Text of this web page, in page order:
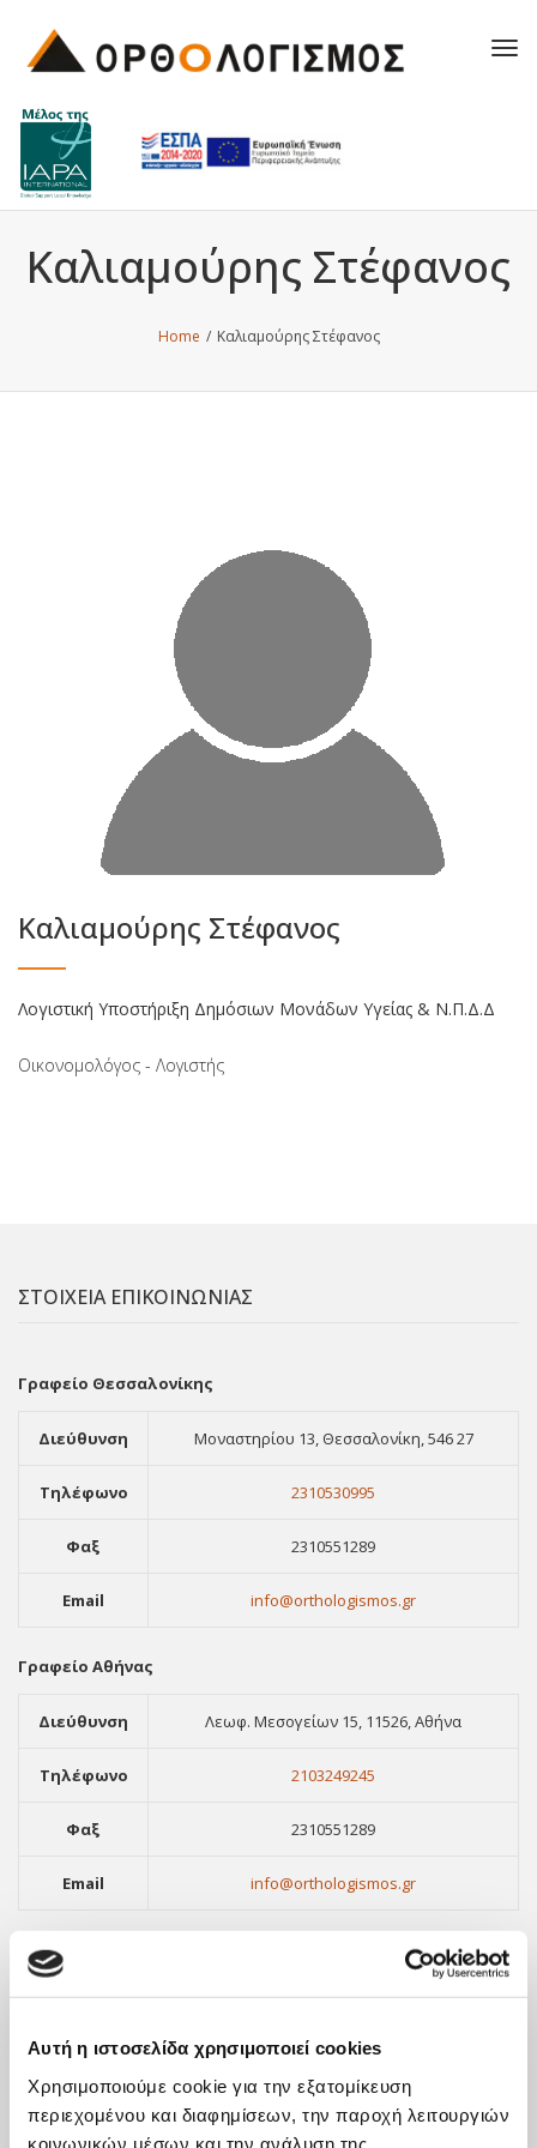
Αυτή η ιστοσελίδα χρησιμοποιεί cookies
Χρησιμοποιούμε cookie για την εξατομίκευση
περιεχομένου και διαφημίσεων, την παροχή λειτουργιών
κοινωνικών μέσων και την ανάλυση της
Καλιαμούρης Στέφανος
Home / Καλιαμούρης Στέφανος
Καλιαμούρης Στέφανος
Λογιστική Υποστήριξη Δημόσιων Μονάδων Υγείας & Ν.Π.Δ.Δ
Οικονομολόγος - Λογιστής
ΣΤΟΙΧΕΙΑ ΕΠΙΚΟΙΝΩΝΙΑΣ
Γραφείο Θεσσαλονίκης
Διεύθυνση Μοναστηρίου 13, Θεσσαλονίκη, 546 27
Τηλέφωνο 2310530995
Φαξ 2310551289
Email info@orthologismos.gr
Γραφείο Αθήνας
Διεύθυνση Λεωφ. Μεσογείων 15, 11526, Αθήνα
Τηλέφωνο 2103249245
Φαξ 2310551289
Email info@orthologismos.gr
Γραφείο Λάρισας
Διεύθυνση Ερυθρού Σταυρού 11-13, Λάρισα, 41221
Τηλέφωνο 2411416903
Φαξ 2310551289